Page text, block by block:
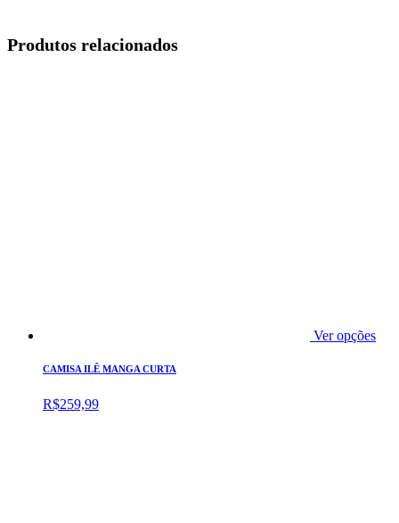
Produtos relacionados
Ver opções
CAMISA ILÊ MANGA CURTA
R$259,99